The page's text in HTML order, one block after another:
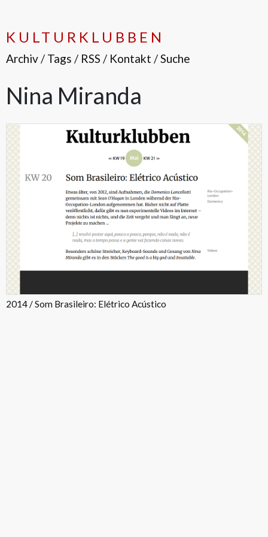
KULTURKLUBBEN
Archiv/ Tags / RSS / Kontakt /Suche
Nina Miranda
2014 / Som Brasileiro: Elétrico Acústico